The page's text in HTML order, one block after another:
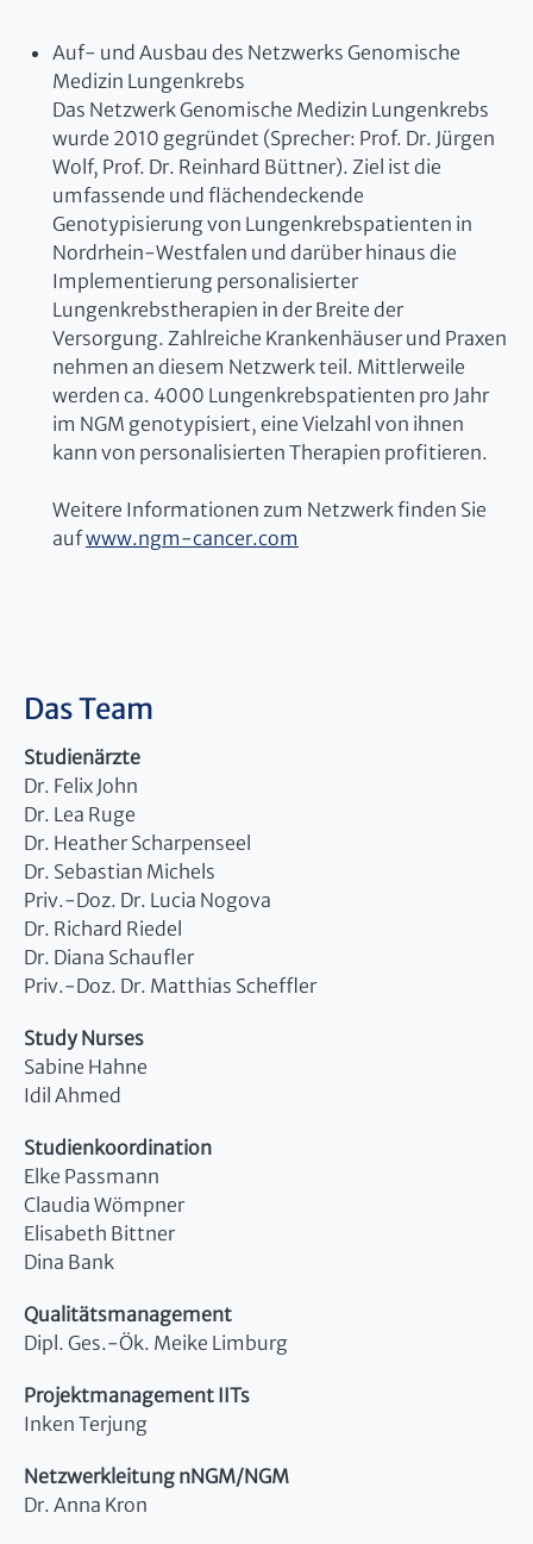
Auf- und Ausbau des Netzwerks Genomische
Medizin Lungenkrebs
Das Netzwerk Genomische Medizin Lungenkrebs
wurde 2010 gegründet (Sprecher: Prof. Dr. Jürgen
Wolf, Prof. Dr. Reinhard Büttner). Ziel ist die
umfassende und flächendeckende
Genotypisierung von Lungenkrebspatienten in
Nordrhein-Westfalen und darüber hinaus die
Implementierung personalisierter
Lungenkrebstherapien in der Breite der
Versorgung. Zahlreiche Krankenhäuser und Praxen
nehmen an diesem Netzwerk teil. Mittlerweile
werden ca. 4000 Lungenkrebspatienten pro Jahr
im NGM genotypisiert, eine Vielzahl von ihnen
kann von personalisierten Therapien profitieren.
Weitere Informationen zum Netzwerk finden Sie
aufwww.ngm-cancer.com
Das Team
Studienärzte
Dr. Felix John
Dr. Lea Ruge
Dr. Heather Scharpenseel
Dr. Sebastian Michels
Priv.-Doz. Dr. Lucia Nogova
Dr. Richard Riedel
Dr. Diana Schaufler
Priv.-Doz. Dr. Matthias Scheffler
Study Nurses
Sabine Hahne
Idil Ahmed
Studienkoordination
Elke Passmann
Claudia Wömpner
Elisabeth Bittner
Dina Bank
Qualitätsmanagement
Dipl. Ges.-Ök. Meike Limburg
Projektmanagement IITs
Inken Terjung
Netzwerkleitung nNGM/NGM
Dr. Anna Kron